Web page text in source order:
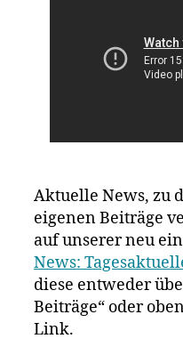
Aktuelle News, zu
eigenen Beiträge
auf unserer neu
News:
diese entweder
Beiträge“ oder
Link.